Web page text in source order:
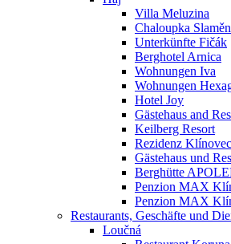
Villa Meluzina
Chaloupka
Unterkünfte Fičák
Berghotel Arnica
Wohnungen Iva
Wohnungen
Hotel Joy
Gästehaus and
Keilberg Resort
Rezidenz Klínovec
Gästehaus und
Berghütte
Penzion MAX
Penzion MAX
Restaurants, Geschäfte und
Loučná